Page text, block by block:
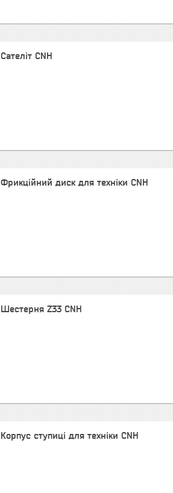
Сателіт CNH
Фрикційний диск для техніки CNH
Шестерня Z33 CNH
Корпус ступиці для техніки CNH